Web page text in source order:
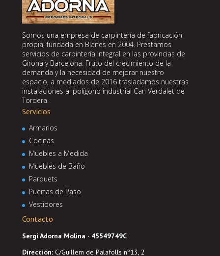
Somos una empresa de carpintería de fabricación
propia, fundada en Blanes en 2004. Prestamos
servicios de carpintería integral en las provincias de
Girona y Barcelona. Fruto del crecimiento de la
demanda y la necesidad de mejorar nuestro
espacio, a mediados de 2016 trasladamos nuestras
instalaciones al polígono industrial Can Verdalet de
Tordera.
Servicios
Armarios
Cocinas
Muebles a Medida
Muebles de Baño
Parquets
Puertas de Paso
Vestidores
Contacto
Sergi Adorna Molina · 45549749C
Dirección: C/Guillem de Palafolls nº13, 2